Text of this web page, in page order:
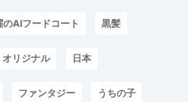
のAIフードコート 黒髪
オリジナル 日本
ファンタジー うちの子